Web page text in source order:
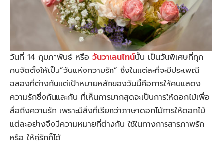
วันที่ 14 กุมภาพันธ์ หรือ วันวาเลนไทน์นั้น เป็นวันพิเศษที่ทุก
คนจัดตั้งให้เป็น”วันแห่งความรัก” ซึ่งในแต่ละที่จะมีประเพณี
ฉลองที่ต่างกันแต่เป้าหมายหลักของวันนี้คือการให้คนแสดง
ความรักซึ่งกันและกัน ที่เห็นการมากสุดจะเป็นการให้ดอกไม้เพื่อ
สื่อถึงความรัก เพราะมีสิ่งที่เรียกว่าภาษาดอกไม้การให้ดอกไม้
แต่ละอย่างจึงมีความหมายที่ต่างกัน ใช้ในทางการสารภาพรัก
หรือ ให้คู่รักก็ได้